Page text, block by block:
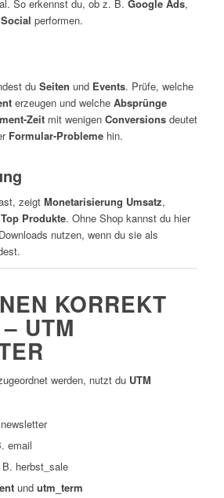
So erkennst du, ob z. B. Google Ads,
Social performen.
du Seiten und Events. Prüfe, welche
erzeugen und welche Absprünge
Zeitmit wenigen Conversionsdeutet
Formular-Problemehin.
zeigt Monetarisierung Umsatz,
Top Produkte. Ohne Shop kannst du hier
nutzen, wenn du sie als
KORREKT
UTM
werden, nutzt du UTM
email
herbst_sale
und utm_term